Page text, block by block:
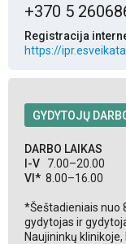
+370 5
Registracija
https://
GYDYTOJŲ
DARBO LAIKAS
I-V 7.00–20.00
VI* 8.00–16.00
*Šeštadieniais nuo
gydytojas ir
Naujininkų klinikoje,